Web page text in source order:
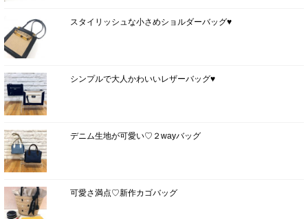
スタイリッシュな小さめショルダーバッグ♥
シンプルで大人かわいいレザーバッグ♥
デニム生地が可愛い♡２wayバッグ
可愛さ満点♡新作カゴバッグ